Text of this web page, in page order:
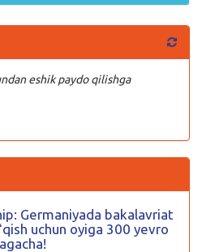
eshik paydo qilishga
Germaniyada bakalavriat
uchun oyiga 300 yevro